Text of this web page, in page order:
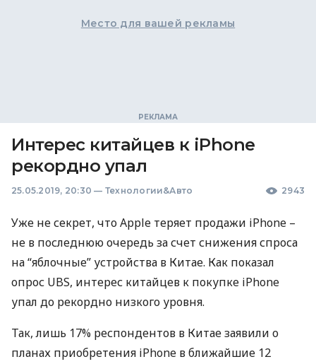
Место для вашей рекламы
Интерес китайцев к iPhone
рекордно упал
25.05.2019, 20:30 — Технологии&Авто 2943
Уже не секрет, что Apple теряет продажи iPhone –
не в последнюю очередь за счет снижения спроса
на “яблочные” устройства в Китае. Как показал
опрос UBS, интерес китайцев к покупке iPhone
упал до рекордно низкого уровня.
Так, лишь 17% респондентов в Китае заявили о
планах приобретения iPhone в ближайшие 12